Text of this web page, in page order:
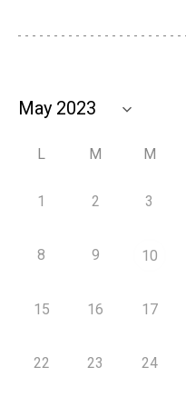
L M M
1 2 3
8 9 10
15 16 17
22 23 24